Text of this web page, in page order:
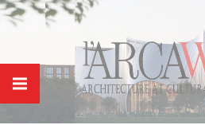
Panneau de gestion des cookies